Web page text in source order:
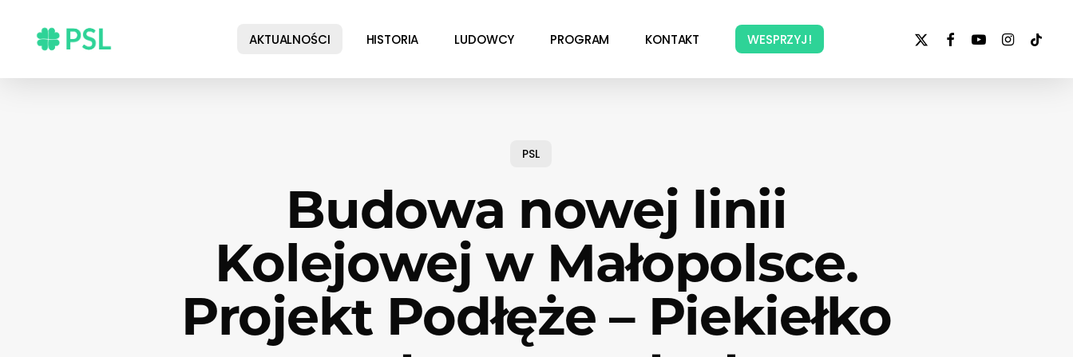
content
AKTUALNOŚCI HISTORIA LUDOWCY PROGRAM KONTAKT WESPRZYJ!
x-
facebookyoutubeinstagram
tiktok
PSL
Budowa nowej linii
Kolejowej w Małopolsce.
Projekt Podłęże – Piekiełko